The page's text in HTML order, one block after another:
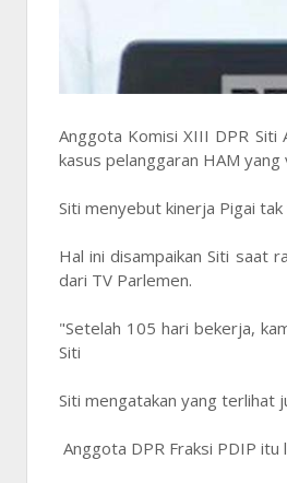
Anggota Komisi XIII DPR Siti
kasus pelanggaran HAM yang
Siti menyebut kinerja Pigai
Hal ini disampaikan Siti saat
dari TV Parlemen.
"Setelah 105 hari bekerja,
Siti
Siti mengatakan yang terlihat
Anggota DPR Fraksi PDIP itu